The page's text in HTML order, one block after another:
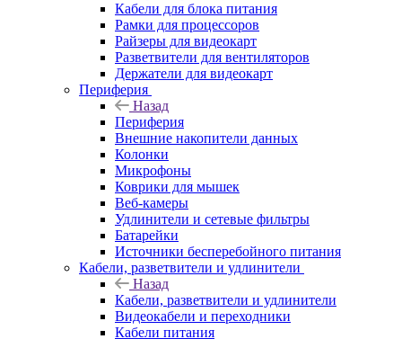
Кабели для блока питания
Рамки для процессоров
Райзеры для видеокарт
Разветвители для вентиляторов
Держатели для видеокарт
Периферия
Назад
Периферия
Внешние накопители данных
Колонки
Микрофоны
Коврики для мышек
Веб-камеры
Удлинители и сетевые фильтры
Батарейки
Источники бесперебойного питания
Кабели, разветвители и удлинители
Назад
Кабели, разветвители и удлинители
Видеокабели и переходники
Кабели питания